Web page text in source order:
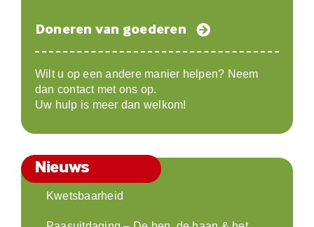
Doneren van goederen
Wilt u op een andere manier helpen? Neem
dan contact met ons op.
Uw hulp is meer dan welkom!
Nieuws
Kwetsbaarheid